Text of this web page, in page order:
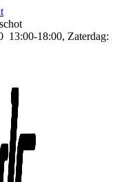
13:00-18:00, Zaterdag: